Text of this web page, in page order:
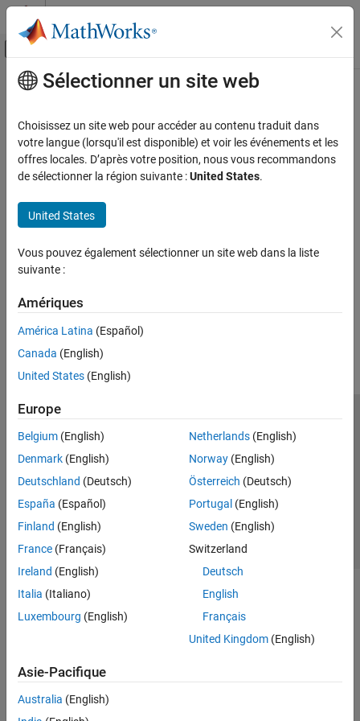
Passer au contenu
Activer/désactiver l'affichage du menu
Accueil de la documentation
Contenu principal
How useful was this information?
Sélectionner un site web
Choisissez un site web pour accéder au contenu traduit dans
votre langue (lorsqu'il est disponible) et voir les événements et les
offres locales. D’après votre position, nous vous recommandons
de sélectionner la région suivante :United States.
United States
Vous pouvez également sélectionner un site web dans la liste
suivante :
Amériques
América Latina (Español)
Canada (English)
United States (English)
Europe
Belgium (English)
Denmark (English)
Deutschland (Deutsch)
España (Español)
Finland (English)
France (Français)
Ireland (English)
Italia (Italiano)
Luxembourg (English)
Netherlands(English)
Norway(English)
Österreich (Deutsch)
Portugal (English)
Sweden (English)
Switzerland
Deutsch
English
Français
United Kingdom(English)
Asie-Pacifique
Australia (English)
Lutte anti-piratage
Contacts locaux
© 1994-2026 The MathWorks, Inc.